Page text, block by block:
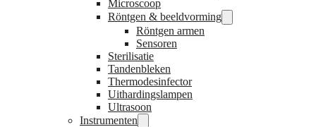
Microscoop
Röntgen & beeldvorming
Röntgen armen
Sensoren
Sterilisatie
Tandenbleken
Thermodesinfector
Uithardingslampen
Ultrasoon
Instrumenten